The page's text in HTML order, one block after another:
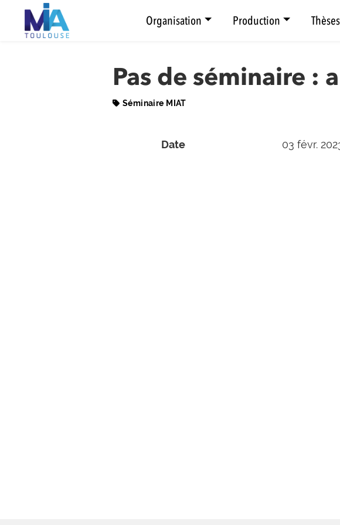
Organisation Production
Pas de séminaire :
Séminaire MIAT
Date 03 févr.